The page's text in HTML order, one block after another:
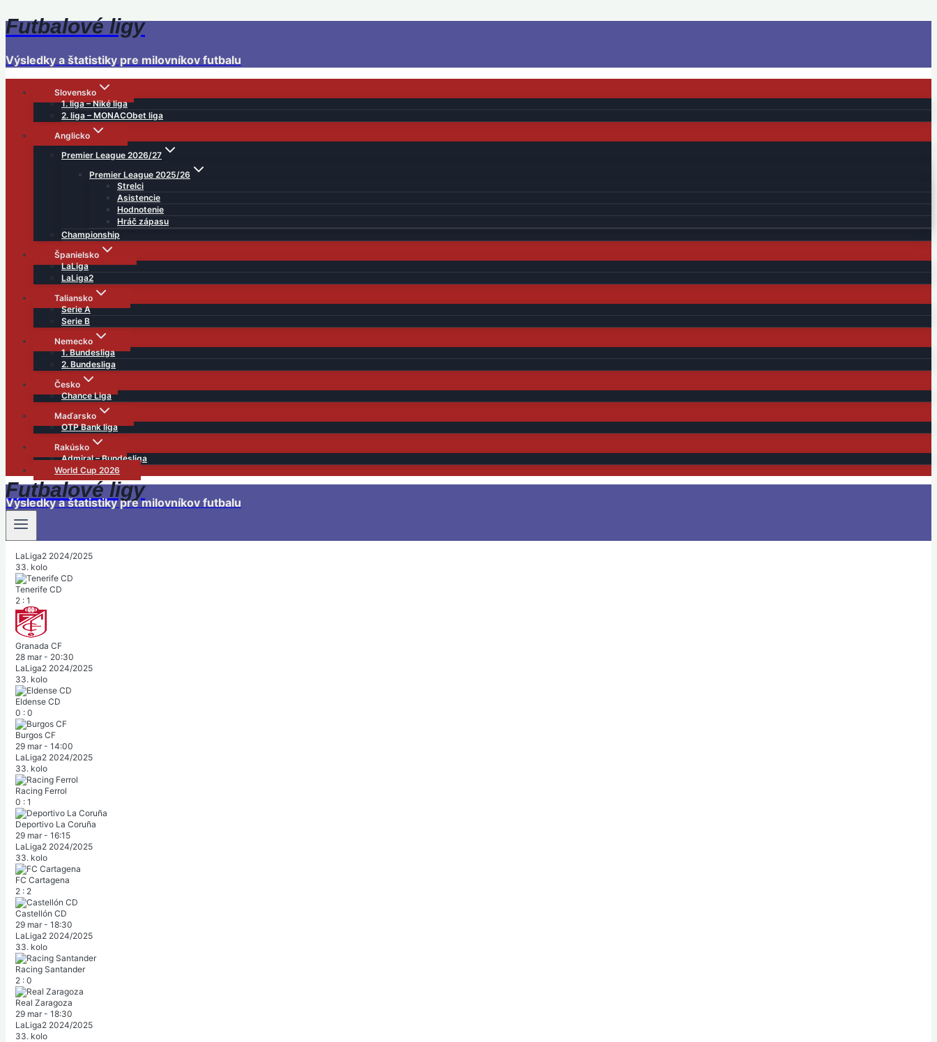
Skip
to
Futbalové ligy
Výsledky a štatistiky pre milovníkov futbalu
Slovensko
1. liga – Niké liga
2. liga – MONACObet liga
Anglicko
Premier League 2026/27
Premier League 2025/26
Strelci
Asistencie
Hodnotenie
Hráč zápasu
Championship
Španielsko
LaLiga
LaLiga2
Taliansko
Serie A
Serie B
Nemecko
1. Bundesliga
2. Bundesliga
Česko
Chance Liga
Maďarsko
OTP Bank liga
Rakúsko
Admiral – Bundesliga
World Cup 2026
Futbalové ligy
Výsledky a štatistiky pre milovníkov futbalu
LaLiga2 2024/2025
33. kolo
Tenerife CD
2 : 1
Granada CF
28 mar - 20:30
LaLiga2 2024/2025
33. kolo
Eldense CD
0 : 0
Burgos CF
29 mar - 14:00
LaLiga2 2024/2025
33. kolo
Racing Ferrol
0 : 1
Deportivo La Coruña
29 mar - 16:15
LaLiga2 2024/2025
33. kolo
FC Cartagena
2 : 2
Castellón CD
29 mar - 18:30
LaLiga2 2024/2025
33. kolo
Racing Santander
2 : 0
Real Zaragoza
29 mar - 18:30
LaLiga2 2024/2025
33. kolo